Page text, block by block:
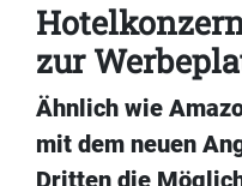
zur
Ähnlich wie
mit dem neuen